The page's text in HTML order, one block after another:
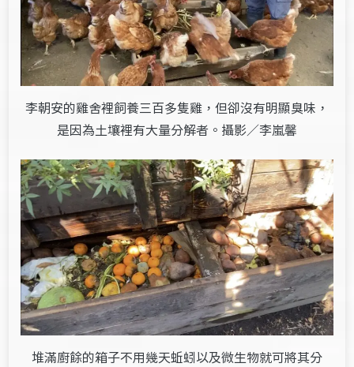
李朝安的雞舍裡飼養三百多隻雞，但卻沒有明顯臭味，
是因為土壤裡有大量分解者。攝影／李嵐馨
堆滿廚餘的箱子不用幾天蚯蚓以及微生物就可將其分